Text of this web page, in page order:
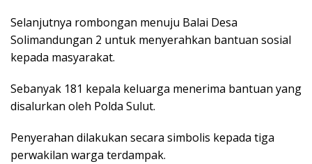
Selanjutnya rombongan menuju Balai Desa
Solimandungan 2 untuk menyerahkan bantuan sosial
kepada masyarakat.
Sebanyak 181 kepala keluarga menerima bantuan yang
disalurkan oleh Polda Sulut.
Penyerahan dilakukan secara simbolis kepada tiga
perwakilan warga terdampak.